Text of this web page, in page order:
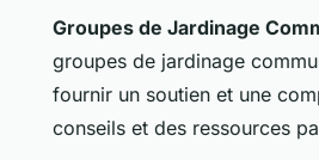
Groupes de Jardinage
groupes de jardinage
fournir un soutien et une
conseils et des ressources